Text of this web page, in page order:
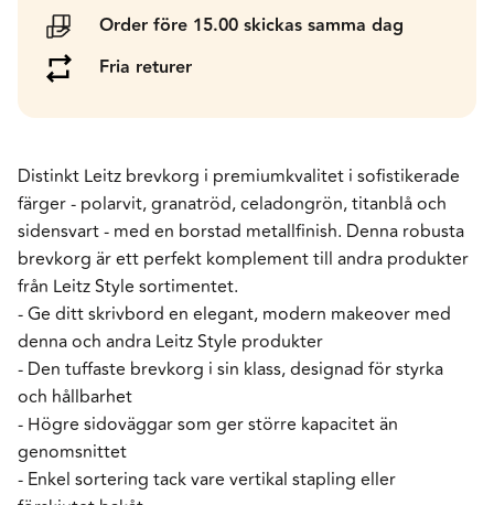
Order före 15.00 skickas samma dag
Fria returer
Distinkt Leitz brevkorg i premiumkvalitet i sofistikerade
färger - polarvit, granatröd, celadongrön, titanblå och
sidensvart - med en borstad metallfinish. Denna robusta
brevkorg är ett perfekt komplement till andra produkter
från Leitz Style sortimentet.
- Ge ditt skrivbord en elegant, modern makeover med
denna och andra Leitz Style produkter
- Den tuffaste brevkorg i sin klass, designad för styrka
och hållbarhet
- Högre sidoväggar som ger större kapacitet än
genomsnittet
- Enkel sortering tack vare vertikal stapling eller